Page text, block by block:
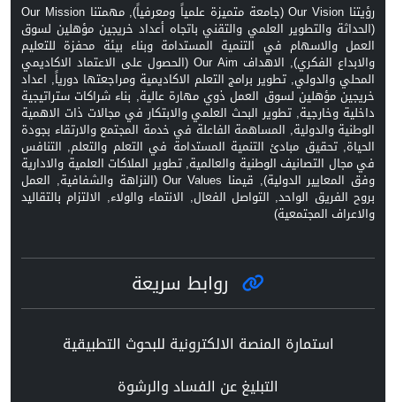
رؤيتنا Our Vision (جامعة متميزة علمياً ومعرفياً), مهمتنا Our Mission
(الحداثة والتطوير العلمي والتقني باتجاه أعداد خريجين مؤهلين لسوق
العمل والاسهام في التنمية المستدامة وبناء بيئة محفزة للتعليم
والابداع الفكري), الاهداف Our Aim (الحصول على الاعتماد الاكاديمي
المحلي والدولي, تطوير برامج التعلم الاكاديمية ومراجعتها دورياً, اعداد
خريجين مؤهلين لسوق العمل ذوي مهارة عالية, بناء شراكات ستراتيجية
داخلية وخارجية, تطوير البحث العلمي والابتكار في مجالات ذات الاهمية
الوطنية والدولية, المساهمة الفاعلة في خدمة المجتمع والارتقاء بجودة
الحياة, تحقيق مبادئ التنمية المستدامة في التعلم والتعلم, التنافس
في مجال التصانيف الوطنية والعالمية, تطوير الملاكات العلمية والادارية
وفق المعايير الدولية), قيمنا Our Values (النزاهة والشفافية, العمل
بروح الفريق الواحد, التواصل الفعال, الانتماء والولاء, الالتزام بالتقاليد
والاعراف المجتمعية)
روابط سريعة
استمارة المنصة الالكترونية للبحوث التطبيقية
التبليغ عن الفساد والرشوة